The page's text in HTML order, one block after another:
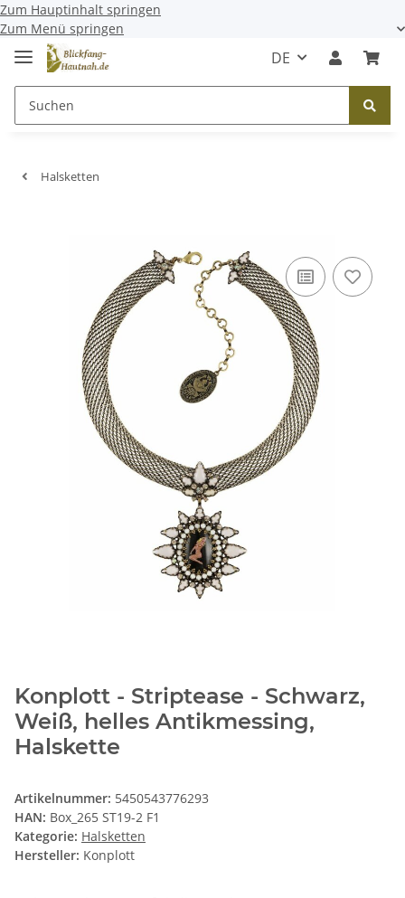
Zum Hauptinhalt springen
Zum Menü springen
DE
Halsketten
Konplott - Striptease - Schwarz,
Weiß, helles Antikmessing,
Halskette
Artikelnummer: 5450543776293
HAN: Box_265 ST19-2 F1
Kategorie: Halsketten
Hersteller: Konplott